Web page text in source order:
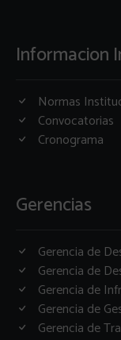
Informacion
Normas
Convocatorias
Cronograma
Gerencias
Gerencia de
Gerencia de
Gerencia de
Gerencia de
Gerencia de